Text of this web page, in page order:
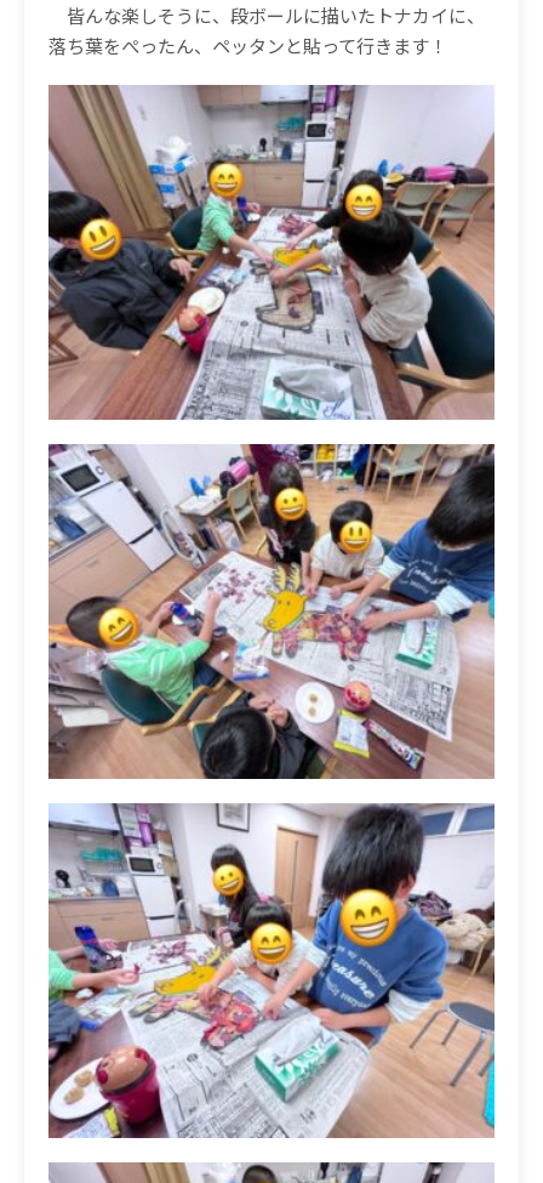
皆んな楽しそうに、段ボールに描いたトナカイに、
落ち葉をぺったん、ペッタンと貼って行きます！